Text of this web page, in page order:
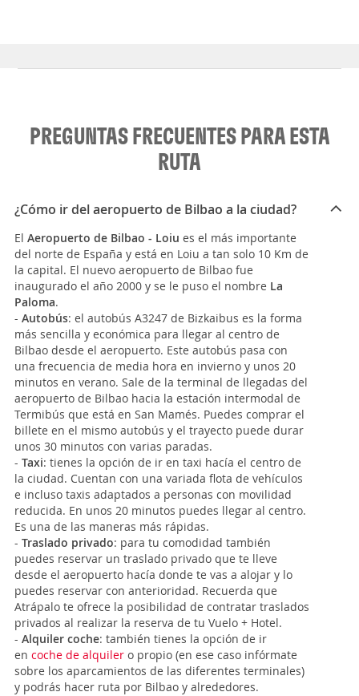
PREGUNTAS FRECUENTES PARA ESTA
RUTA
¿Cómo ir del aeropuerto de Bilbao a la ciudad?
El Aeropuerto de Bilbao - Loiu es el más importante
del norte de España y está en Loiu a tan solo 10 Km de
la capital. El nuevo aeropuerto de Bilbao fue
inaugurado el año 2000 y se le puso el nombre La
Paloma.
- Autobús: el autobús A3247 de Bizkaibus es la forma
más sencilla y económica para llegar al centro de
Bilbao desde el aeropuerto. Este autobús pasa con
una frecuencia de media hora en invierno y unos 20
minutos en verano. Sale de la terminal de llegadas del
aeropuerto de Bilbao hacia la estación intermodal de
Termibús que está en San Mamés. Puedes comprar el
billete en el mismo autobús y el trayecto puede durar
unos 30 minutos con varias paradas.
- Taxi: tienes la opción de ir en taxi hacía el centro de
la ciudad. Cuentan con una variada flota de vehículos
e incluso taxis adaptados a personas con movilidad
reducida. En unos 20 minutos puedes llegar al centro.
Es una de las maneras más rápidas.
- Traslado privado: para tu comodidad también
puedes reservar un traslado privado que te lleve
desde el aeropuerto hacía donde te vas a alojar y lo
puedes reservar con anterioridad. Recuerda que
Atrápalo te ofrece la posibilidad de contratar traslados
privados al realizar la reserva de tu Vuelo + Hotel.
- Alquiler coche: también tienes la opción de ir
en coche de alquiler o propio (en ese caso infórmate
sobre los aparcamientos de las diferentes terminales)
y podrás hacer ruta por Bilbao y alrededores.